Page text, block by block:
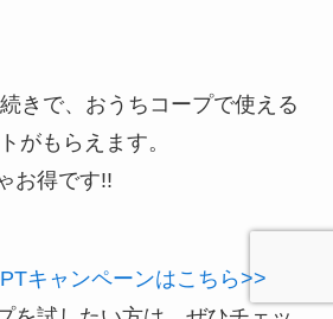
きで、おうちコープで使える
がもらえます。
お得です!!
キャンペーンはこちら>>